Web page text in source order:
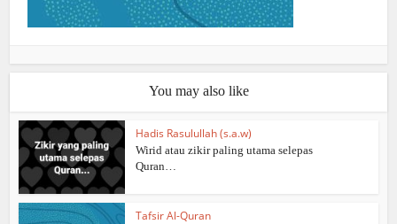
You may also like
Hadis Rasulullah (s.a.w)
Wirid atau zikir paling utama selepas
Quran…
Tafsir Al-Quran